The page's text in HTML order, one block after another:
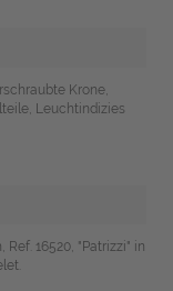
Krone,
Leuchtindizies
16520, "Patrizzi" in